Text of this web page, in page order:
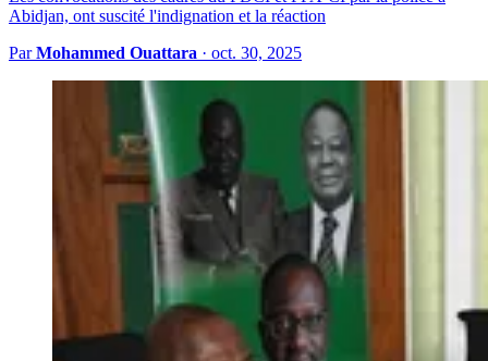
Abidjan, ont suscité l'indignation et la réaction
ParMohammed Ouattara · oct. 30, 2025